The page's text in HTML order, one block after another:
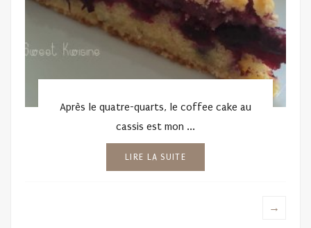
Après le quatre-quarts, le coffee cake au
cassis est mon ...
LIRE LA SUITE
→